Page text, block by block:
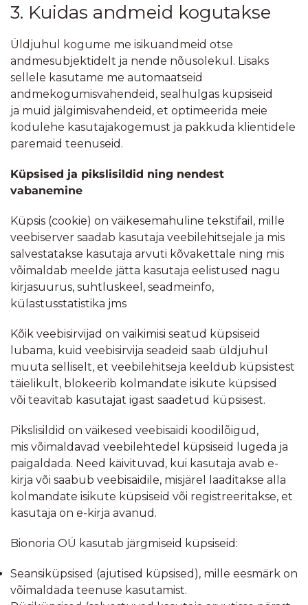
3. Kuidas andmeid kogutakse
Üldjuhul kogume me isikuandmeid otse
andmesubjektidelt ja nende nõusolekul. Lisaks
sellele kasutame me automaatseid
andmekogumisvahendeid, sealhulgas küpsiseid
ja muid jälgimisvahendeid, et optimeerida meie
kodulehe kasutajakogemust ja pakkuda klientidele
paremaid teenuseid.
Küpsised ja pikslisildid ning nendest
vabanemine
Küpsis (cookie) on väikesemahuline tekstifail, mille
veebiserver saadab kasutaja veebilehitsejale ja mis
salvestatakse kasutaja arvuti kõvakettale ning mis
võimaldab meelde jätta kasutaja eelistused nagu
kirjasuurus, suhtluskeel, seadmeinfo,
külastusstatistika jms
Kõik veebisirvijad on vaikimisi seatud küpsiseid
lubama, kuid veebisirvija seadeid saab üldjuhul
muuta selliselt, et veebilehitseja keeldub küpsistest
täielikult, blokeerib kolmandate isikute küpsised
või teavitab kasutajat igast saadetud küpsisest.
Pikslisildid on väikesed veebisaidi koodilõigud,
mis võimaldavad veebilehtedel küpsiseid lugeda ja
paigaldada. Need käivituvad, kui kasutaja avab e-
kirja või saabub veebisaidile, misjärel laaditakse alla
kolmandate isikute küpsiseid või registreeritakse, et
kasutaja on e-kirja avanud.
Bionoria OÜ kasutab järgmiseid küpsiseid:
Seansiküpsised (ajutised küpsised), mille eesmärk on
võimaldada teenuse kasutamist.